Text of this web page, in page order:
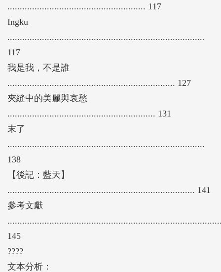
........................................................ 117
Ingku
................................................................................
117
我是我，不是誰
.................................................................... 127
夾縫中的美麗與哀愁
............................................................ 131
末了
................................................................................
138
【後記：藍天】
............................................................................ 141
參考文獻
145
????
文本分析：